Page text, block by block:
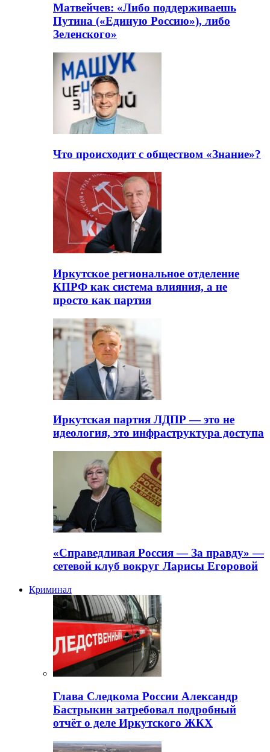
Матвейчев: «Либо поддерживаешь
Путина («Единую Россию»), либо
Зеленского»
Что происходит с обществом «Знание»?
Иркутское региональное отделение
КПРФ как система влияния, а не
просто как партия
Иркутская партия ЛДПР — это не
идеология, это инфраструктура доступа
«Справедливая Россия — За правду» —
сетевой клуб вокруг Ларисы Егоровой
Криминал
Глава Следкома России Александр
Бастрыкин затребовал подробный
отчёт о деле Иркутского ЖКХ